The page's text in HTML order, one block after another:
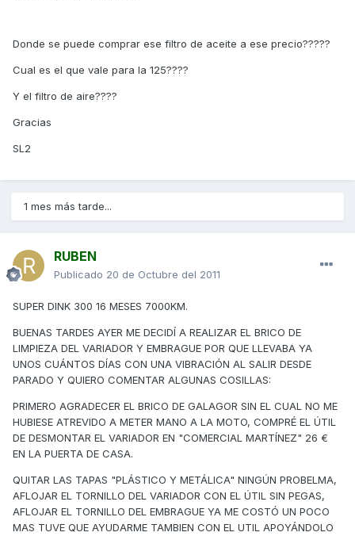
Donde se puede comprar ese filtro de aceite a ese precio?????
Cual es el que vale para la 125????
Y el filtro de aire????
Gracias
SL2
1 mes más tarde...
RUBEN
Publicado 20 de Octubre del 2011
SUPER DINK 300 16 MESES 7000KM.
BUENAS TARDES AYER ME DECIDÍ A REALIZAR EL BRICO DE
LIMPIEZA DEL VARIADOR Y EMBRAGUE POR QUE LLEVABA YA
UNOS CUÁNTOS DÍAS CON UNA VIBRACIÓN AL SALIR DESDE
PARADO Y QUIERO COMENTAR ALGUNAS COSILLAS:
PRIMERO AGRADECER EL BRICO DE GALAGOR SIN EL CUAL NO ME
HUBIESE ATREVIDO A METER MANO A LA MOTO, COMPRÉ EL ÚTIL
DE DESMONTAR EL VARIADOR EN "COMERCIAL MARTÍNEZ" 26 €
EN LA PUERTA DE CASA.
QUITAR LAS TAPAS "PLÁSTICO Y METÁLICA" NINGÚN PROBELMA,
AFLOJAR EL TORNILLO DEL VARIADOR CON EL ÚTIL SIN PEGAS,
AFLOJAR EL TORNILLO DEL EMBRAGUE YA ME COSTÓ UN POCO
MAS TUVE QUE AYUDARME TAMBIEN CON EL UTIL APOYÁNDOLO